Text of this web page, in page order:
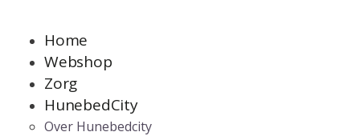
Home
Webshop
Zorg
HunebedCity
Over Hunebedcity